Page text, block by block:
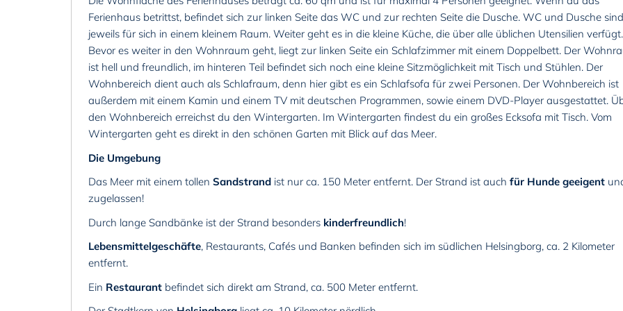
Ferienhaus betrittst, befindet sich zur linken Seite das WC und zur rechten Seite die Dusche. WC und Dusche sind
jeweils für sich in einem kleinem Raum. Weiter geht es in die kleine Küche, die über alle üblichen Utensilien verfügt.
Bevor es weiter in den Wohnraum geht, liegt zur linken Seite ein Schlafzimmer mit einem Doppelbett. Der
ist hell und freundlich, im hinteren Teil befindet sich noch eine kleine Sitzmöglichkeit mit Tisch und Stühlen. Der
Wohnbereich dient auch als Schlafraum, denn hier gibt es ein Schlafsofa für zwei Personen. Der Wohnbereich ist
außerdem mit einem Kamin und einem TV mit deutschen Programmen, sowie einem DVD-Player ausgestattet.
den Wohnbereich erreichst du den Wintergarten. Im Wintergarten findest du ein großes Ecksofa mit Tisch. Vom
Wintergarten geht es direkt in den schönen Garten mit Blick auf das Meer.
Die Umgebung
Das Meer mit einem tollen Sandstrand ist nur ca. 150 Meter entfernt. Der Strand ist auch für Hunde geeigent
zugelassen!
Durch lange Sandbänke ist der Strand besonders kinderfreundlich!
Lebensmittelgeschäfte, Restaurants, Cafés und Banken befinden sich im südlichen Helsingborg, ca. 2 Kilometer
entfernt.
Ein Restaurant befindet sich direkt am Strand, ca. 500 Meter entfernt.